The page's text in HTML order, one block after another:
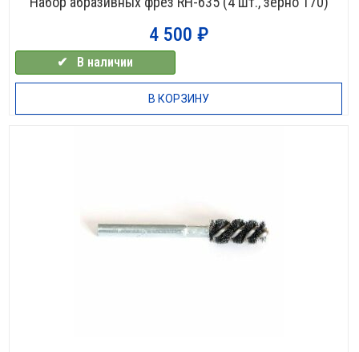
4 500 ₽
✔⠀В наличии
В КОРЗИНУ